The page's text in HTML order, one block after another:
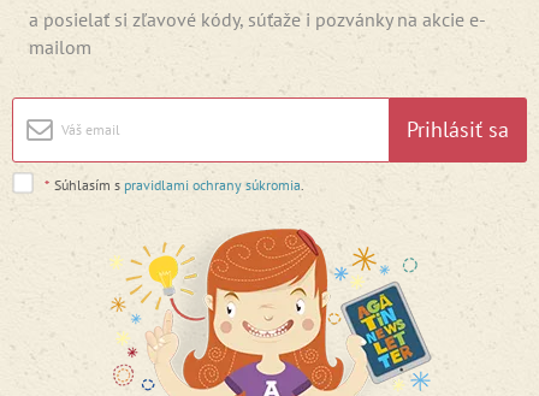
a posielať si zľavové kódy, súťaže i pozvánky na akcie e-
mailom
Prihlásiť sa
* Súhlasím s pravidlami ochrany súkromia